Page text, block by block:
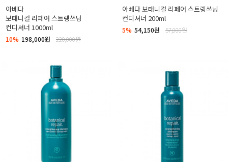
아베다
보태니컬 리페어 스트렝쓰닝
컨디셔너 1000ml
10% 198,000원 220,000원
아베다 보태니컬 리페어 스트렝쓰닝
컨디셔너 200ml
5% 54,150원 57,000원